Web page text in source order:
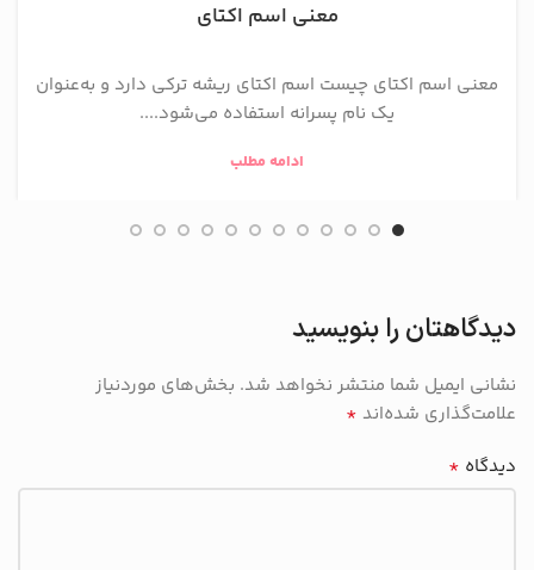
معنی اسم اکتای
معنی اسم اکتای چیست اسم اکتای ریشه ترکی دارد و به‌عنوان
یک نام پسرانه استفاده می‌شود....
ادامه مطلب
دیدگاهتان را بنویسید
نشانی ایمیل شما منتشر نخواهد شد. بخش‌های موردنیاز
علامت‌گذاری شده‌اند *
دیدگاه *